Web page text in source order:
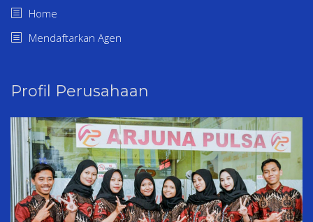
Home
Mendaftarkan Agen
Profil Perusahaan